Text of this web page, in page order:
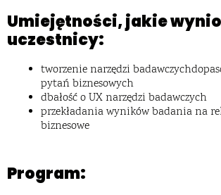
Umiejętności, jakie
uczestnicy:
tworzenie narzędzi
pytań biznesowych
dbałość o UX narzędzi badawczych
przekładania wyników badania na
biznesowe
Program: